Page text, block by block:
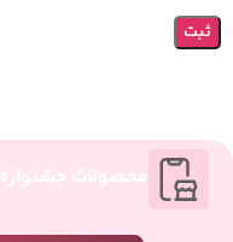
محصولات جشنواره